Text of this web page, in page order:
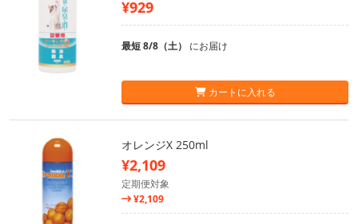
¥929
最短 8/8（土） にお届け
カートに入れる
オレンジX 250ml
¥2,109
定期便対象
¥2,109